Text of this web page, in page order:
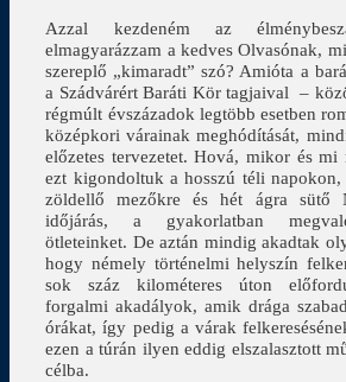
Azzal kezdeném az
elmagyarázzam a kedves Olvasónak,
szereplő „kimaradt” szó? Amióta a
a Szádvárért Baráti Kör tagjaival –
régmúlt évszázadok legtöbb esetben
középkori várainak meghódítását,
előzetes tervezetet. Hová, mikor és
ezt kigondoltuk a hosszú téli
zöldellő mezőkre és hét ágra sütő
időjárás, a gyakorlatban
ötleteinket. De aztán mindig akadtak
hogy némely történelmi helyszín
sok száz kilométeres úton
forgalmi akadályok, amik drága
órákat, így pedig a várak
ezen a túrán ilyen eddig elszalasztott
célba.